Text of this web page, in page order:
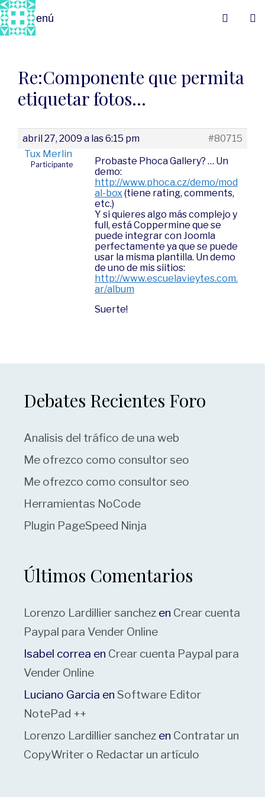
Menú
Re:Componente que permita
etiquetar fotos…
abril 27, 2009 a las 6:15 pm
#80715
Tux Merlin
Participante
Probaste Phoca Gallery? … Un
demo:
http://www.phoca.cz/demo/mod
al-box (tiene rating, comments,
etc.)
Y si quieres algo más complejo y
full, está Coppermine que se
puede integrar con Joomla
perfectamente ya que se puede
usar la misma plantilla. Un demo
de uno de mis siitios:
http://www.escuelavieytes.com.
ar/album
Suerte!
Debates Recientes Foro
Analisis del tráfico de una web
Me ofrezco como consultor seo
Me ofrezco como consultor seo
Herramientas NoCode
Plugin PageSpeed Ninja
Últimos Comentarios
Lorenzo Lardillier sanchez en Crear cuenta
Paypal para Vender Online
Isabel correa en Crear cuenta Paypal para
Vender Online
Luciano Garcia en Software Editor
NotePad ++
Lorenzo Lardillier sanchez en Contratar un
CopyWriter o Redactar un artículo